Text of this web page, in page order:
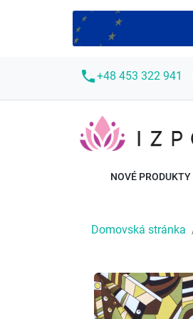
call+48 453 322 941
NOVÉ PRODUKTY
Domovská stránka